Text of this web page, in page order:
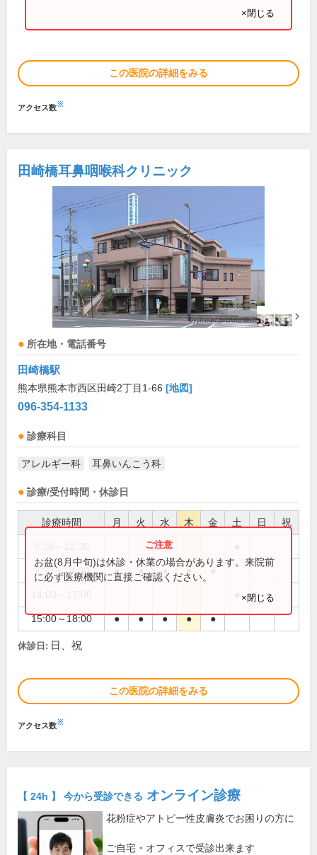
×閉じる
この医院の詳細をみる
アクセス数※
田崎橋耳鼻咽喉科クリニック
所在地・電話番号
田崎橋駅
熊本県熊本市西区田崎2丁目1-66 [地図]
096-354-1133
診療科目
アレルギー科 耳鼻いんこう科
診療/受付時間・休診日
診療時間 月 火 水 木 金 土 日 祝
9:30～13:00 ● ● ● ● ●
15:00～18:00 ● ● ● ● ●
お盆(8月中旬)は休診・休業の場合があります。来院前
に必ず医療機関に直接ご確認ください。
×閉じる
休診日: 日、祝
この医院の詳細をみる
アクセス数※
【 24h 】 今から受診できる オンライン診療
花粉症やアトピー性皮膚炎でお困りの方に
ご自宅・オフィスで受診出来ます